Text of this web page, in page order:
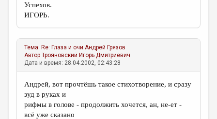
Успехов.
ИГОРЬ.
Тема: Re: Глаза и очи Андрей Грязов
АвторТрояновский Игорь Дмитриевич
Дата и время: 28.04.2002, 02:43:28
Андрей, вот прочтёшь такое стихотворение, и сразу
зуд в руках и
рифмы в голове - продолжить хочется, ан, не-ет -
всё уже сказано